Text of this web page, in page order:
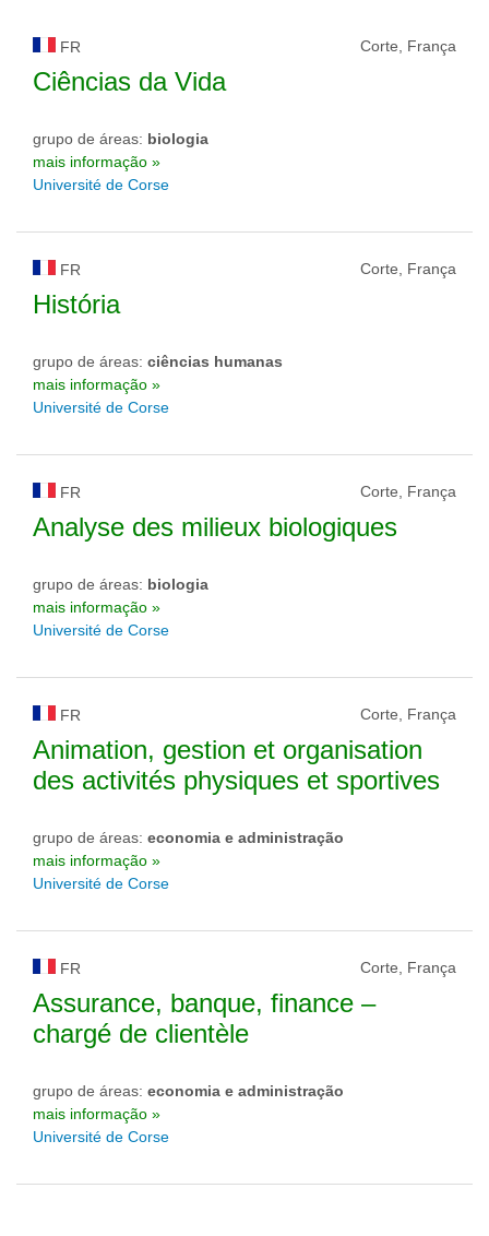
FR Corte, França
Ciências da Vida
grupo de áreas: biologia
mais informação »
Université de Corse
FR Corte, França
História
grupo de áreas: ciências humanas
mais informação »
Université de Corse
FR Corte, França
Analyse des milieux biologiques
grupo de áreas: biologia
mais informação »
Université de Corse
FR Corte, França
Animation, gestion et organisation
des activités physiques et sportives
grupo de áreas: economia e administração
mais informação »
Université de Corse
FR Corte, França
Assurance, banque, finance –
chargé de clientèle
grupo de áreas: economia e administração
mais informação »
Université de Corse